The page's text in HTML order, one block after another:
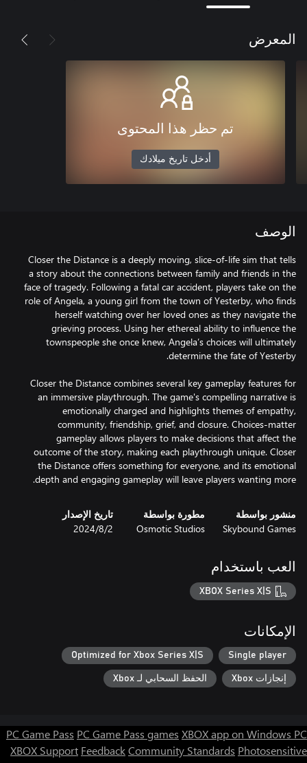
المعرض
تم حظر هذا المحتوى
أدخل تاريخ ميلادك
الوصف
Closer the Distance is a deeply moving, slice-of-life sim that tells
a story about the connections between family and friends in the
face of tragedy. Following a fatal car accident, players take on the
role of Angela, a young girl from the town of Yesterby, who finds
herself watching over her loved ones as they navigate the
grieving process. Using her ethereal ability to influence the
townspeople she once knew, Angela’s choices will ultimately
Closer the Distance combines several key gameplay features for
an immersive playthrough. The game's compelling narrative is
emotionally charged and highlights themes of empathy,
community, friendship, grief, and closure. Choices-matter
gameplay allows players to make decisions that affect the
outcome of the story, making each playthrough unique. Closer
the Distance offers something for everyone, and its emotional
depth and engaging gameplay will leave players wanting more.
منشور بواسطة
Skybound Games
مطورة بواسطة
Osmotic Studios
تاريخ الإصدار
2‏/8‏/2024
العب باستخدام
XBOX Series X|S
الإمكانات
Single player
Optimized for Xbox Series X|S
إنجازات Xbox الحفظ السحابي لـ Xbox
PC Game Pass PC Game Pass games XBOX app on Windows PC
XBOX Support FeedbackCommunity Standards Photosensitive